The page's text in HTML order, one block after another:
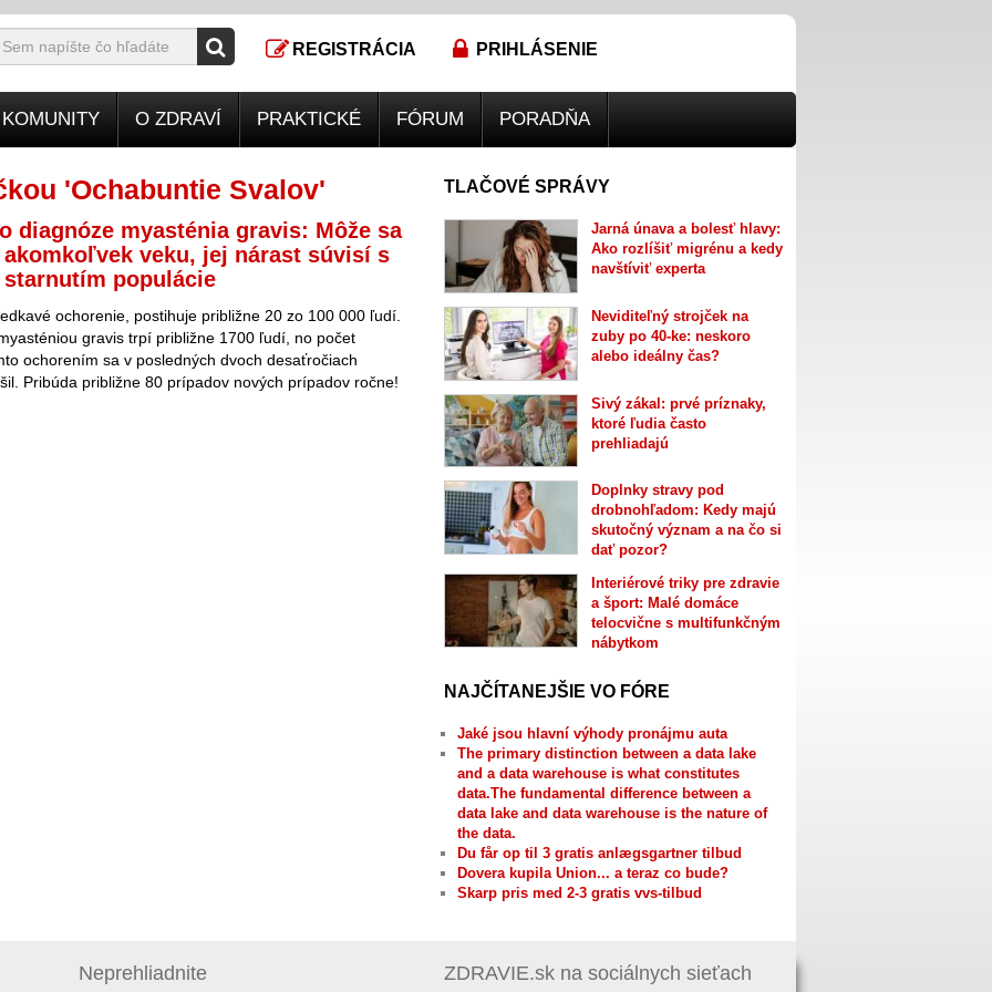
REGISTRÁCIA PRIHLÁSENIE
KOMUNITY O ZDRAVÍ PRAKTICKÉ FÓRUM PORADŇA
'Ochabuntie Svalov'
diagnóze myasténia gravis: Môže sa
veku, jej nárast súvisí s
populácie
ochorenie, postihuje približne 20 zo 100 000 ľudí.
gravis trpí približne 1700 ľudí, no počet
ochorením sa v posledných dvoch desaťročiach
Pribúda približne 80 prípadov nových prípadov ročne!
TLAČOVÉ SPRÁVY
Jarná únava a bolesť hlavy:
Ako rozlíšiť migrénu a kedy
navštíviť experta
Neviditeľný strojček na
zuby po 40-ke: neskoro
alebo ideálny čas?
Sivý zákal: prvé príznaky,
ktoré ľudia často
prehliadajú
Doplnky stravy pod
drobnohľadom: Kedy majú
skutočný význam a na čo si
dať pozor?
Interiérové triky pre zdravie
a šport: Malé domáce
telocvične s multifunkčným
nábytkom
NAJČÍTANEJŠIE VO FÓRE
Jaké jsou hlavní výhody pronájmu auta
The primary distinction between a data lake
and a data warehouse is what constitutes
data.The fundamental difference between a
data lake and data warehouse is the nature of
the data.
Du får op til 3 gratis anlægsgartner tilbud
Dovera kupila Union... a teraz co bude?
Skarp pris med 2-3 gratis vvs-tilbud
Neprehliadnite ZDRAVIE.sk na sociálnych sieťach